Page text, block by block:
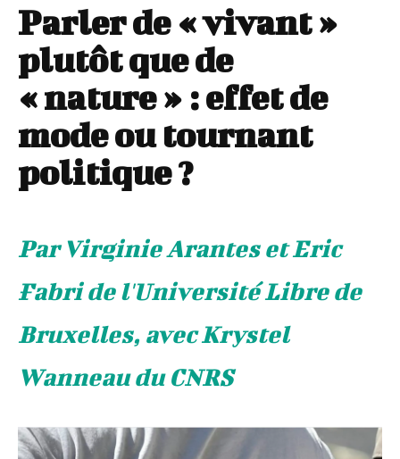
Parler de « vivant »
plutôt que de
« nature » : effet de
mode ou tournant
politique ?
Par Virginie Arantes et Eric
Fabri de l'Université Libre de
Bruxelles, avec Krystel
Wanneau du CNRS